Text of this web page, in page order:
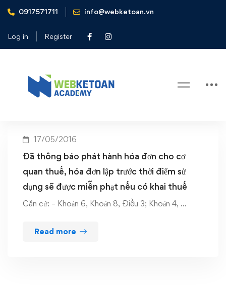
0917571711 info@webketoan.vn
Log in Register
Home hóa đơn lập trước thời điểm sử dụng
Tag: hóa đơn lập trước thời điểm sử
17/05/2016
Đã thông báo phát hành hóa đơn cho cơ
quan thuế, hóa đơn lập trước thời điểm sử
dụng sẽ được miễn phạt nếu có khai thuế
Căn cứ: – Khoản 6, Khoản 8, Điều 3; Khoản 4, …
Read more